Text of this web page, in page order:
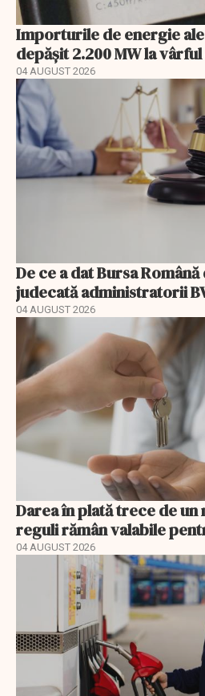
Importurile de energie
depășit 2.200 MW la
04 AUGUST 2026
De ce a dat Bursa
judecată administratorii
04 AUGUST 2026
Darea în plată trece de un
reguli rămân valabile
04 AUGUST 2026